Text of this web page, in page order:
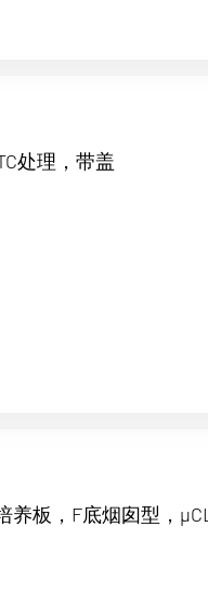
处理，带盖
养板，F底烟囱型，